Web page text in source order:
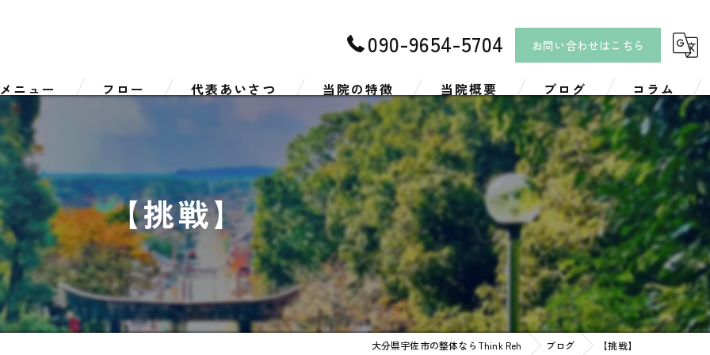
090-9654-5704 お問い合わせはこちら
ニュー フロー 代表あいさつ 当院の特徴
リハビリ
スポーツ
肩こり
腰痛
しびれ
当院概要 ブログ コラム
【挑戦】
大分県宇佐市の整体ならThink Reh ブログ 【挑戦】